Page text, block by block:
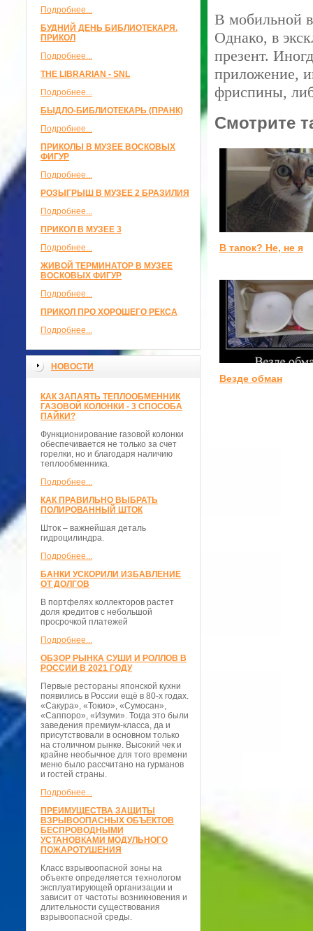
Подробнее...
БУДНИЙ ДЕНЬ БИБЛИОТЕКАРЯ.
ПРИКОЛ
Подробнее...
THE LIBRARIAN - SNL
Подробнее...
БЫДЛО-БИБЛИОТЕКАРЬ (ПРАНК)
Подробнее...
ПРИКОЛЫ В МУЗЕЕ ВОСКОВЫХ
ФИГУР
Подробнее...
РОЗЫГРЫШ В МУЗЕЕ 2 БРАЗИЛИЯ
Подробнее...
ПРИКОЛ В МУЗЕЕ 3
Подробнее...
ЖИВОЙ ТЕРМИНАТОР В МУЗЕЕ
ВОСКОВЫХ ФИГУР
Подробнее...
ПРИКОЛ ПРО ХОРОШЕГО РЕКСА
Подробнее...
НОВОСТИ
КАК ЗАПАЯТЬ ТЕПЛООБМЕННИК
ГАЗОВОЙ КОЛОНКИ - 3 СПОСОБА
ПАЙКИ?
Функционирование газовой колонки
обеспечивается не только за счет
горелки, но и благодаря наличию
теплообменника.
Подробнее...
КАК ПРАВИЛЬНО ВЫБРАТЬ
ПОЛИРОВАННЫЙ ШТОК
Шток – важнейшая деталь
гидроцилиндра.
Подробнее...
БАНКИ УСКОРИЛИ ИЗБАВЛЕНИЕ
ОТ ДОЛГОВ
В портфелях коллекторов растет
доля кредитов с небольшой
просрочкой платежей
Подробнее...
ОБЗОР РЫНКА СУШИ И РОЛЛОВ В
РОССИИ В 2021 ГОДУ
Первые рестораны японской кухни
появились в России ещё в 80-х годах.
«Сакура», «Токио», «Сумосан»,
«Саппоро», «Изуми». Тогда это были
заведения премиум-класса, да и
присутствовали в основном только
на столичном рынке. Высокий чек и
крайне необычное для того времени
меню было рассчитано на гурманов
и гостей страны.
Подробнее...
ПРЕИМУЩЕСТВА ЗАЩИТЫ
ВЗРЫВООПАСНЫХ ОБЪЕКТОВ
БЕСПРОВОДНЫМИ
УСТАНОВКАМИ МОДУЛЬНОГО
ПОЖАРОТУШЕНИЯ
Класс взрывоопасной зоны на
объекте определяется технологом
эксплуатирующей организации и
зависит от частоты возникновения и
длительности существования
взрывоопасной среды.
В мобильной
Однако, в
презент.
приложение,
фриспины,
Смотрите
В тапок? Не, не я
Везде обман